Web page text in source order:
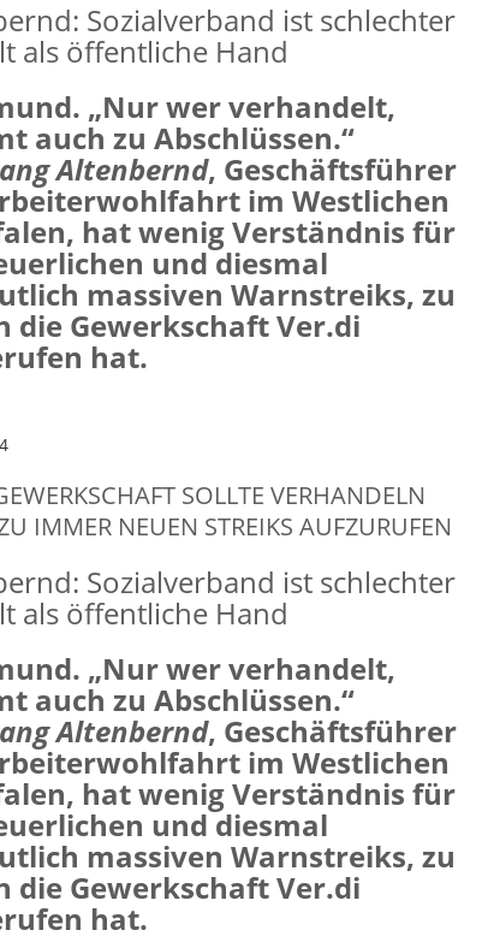
Sozialverband ist schlechter
als öffentliche Hand
„Nur wer verhandelt,
auch zu Abschlüssen.“
Altenbernd, Geschäftsführer
im Westlichen
hat wenig Verständnis für
und diesmal
massiven Warnstreiks, zu
die Gewerkschaft Ver.di
hat.
SOLLTE VERHANDELN
IMMER NEUEN STREIKS AUFZURUFEN
Sozialverband ist schlechter
als öffentliche Hand
„Nur wer verhandelt,
auch zu Abschlüssen.“
Altenbernd, Geschäftsführer
im Westlichen
hat wenig Verständnis für
und diesmal
massiven Warnstreiks, zu
die Gewerkschaft Ver.di
hat.